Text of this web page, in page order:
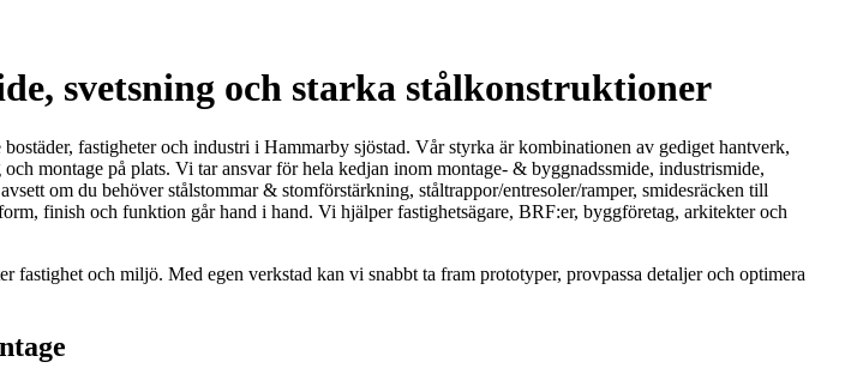
svetsning och starka stålkonstruktioner
fastigheter och industri i Hammarby sjöstad. Vår styrka är kombinationen av gediget hantverk,
montage på plats. Vi tar ansvar för hela kedjan inom montage- & byggnadssmide, industrismide,
om du behöver stålstommar & stomförstärkning, ståltrappor/entresoler/ramper, smidesräcken till
finish och funktion går hand i hand. Vi hjälper fastighetsägare, BRF:er, byggföretag, arkitekter och
och miljö. Med egen verkstad kan vi snabbt ta fram prototyper, provpassa detaljer och optimera